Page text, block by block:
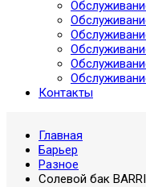
Контакты
Главная
Барьер
Разное
Солевой бак